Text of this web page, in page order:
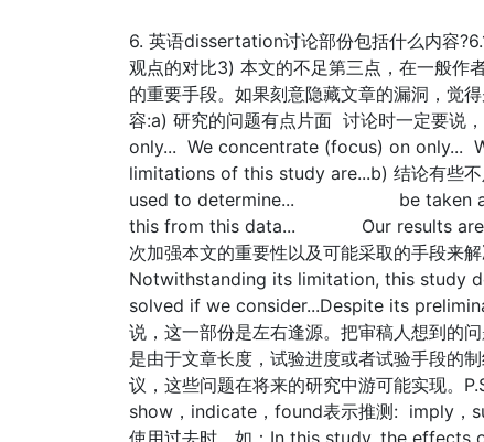
6. 英语dissertation讨论部份包括什么内容
观点的对比3) 本文的不足第三点，在一般作
的重要手段。如果刻意隐藏文章的漏洞，觉
容:a) 研究的问题有点片面 讨论时一定要
only... We concentrate (focus) on only...
limitations of this study are...b) 结论有些
used to determine... be taken as
this from this data... Our results are
次加强本文的重要性以及可能采取的手段来
Notwithstanding its limitation, this study
solved if we consider...Despite its
说，这一部份是左右逢源。把审稿人想到的
是由于文章长度，试验进度或者试验手段的
议，这些问题在将来的研究中游可能实现。
show，indicate，found表示推测: imply，
使用过去时。如：In this study, the